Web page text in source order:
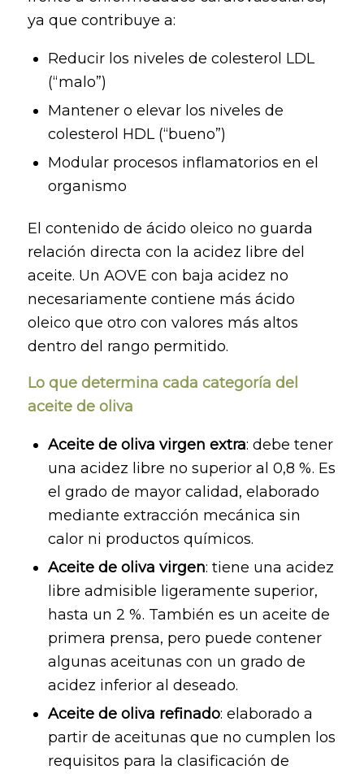
ya que contribuye a:
Reducir los niveles de colesterol LDL
(“malo”)
Mantener o elevar los niveles de
colesterol HDL (“bueno”)
Modular procesos inflamatorios en el
organismo
El contenido de ácido oleico no guarda
relación directa con la acidez libre del
aceite. Un AOVE con baja acidez no
necesariamente contiene más ácido
oleico que otro con valores más altos
dentro del rango permitido.
Lo que determina cada categoría del
aceite de oliva
Aceite de oliva virgen extra: debe tener
una acidez libre no superior al 0,8 %. Es
el grado de mayor calidad, elaborado
mediante extracción mecánica sin
calor ni productos químicos.
Aceite de oliva virgen: tiene una acidez
libre admisible ligeramente superior,
hasta un 2 %. También es un aceite de
primera prensa, pero puede contener
algunas aceitunas con un grado de
acidez inferior al deseado.
Aceite de oliva refinado: elaborado a
partir de aceitunas que no cumplen los
requisitos para la clasificación de